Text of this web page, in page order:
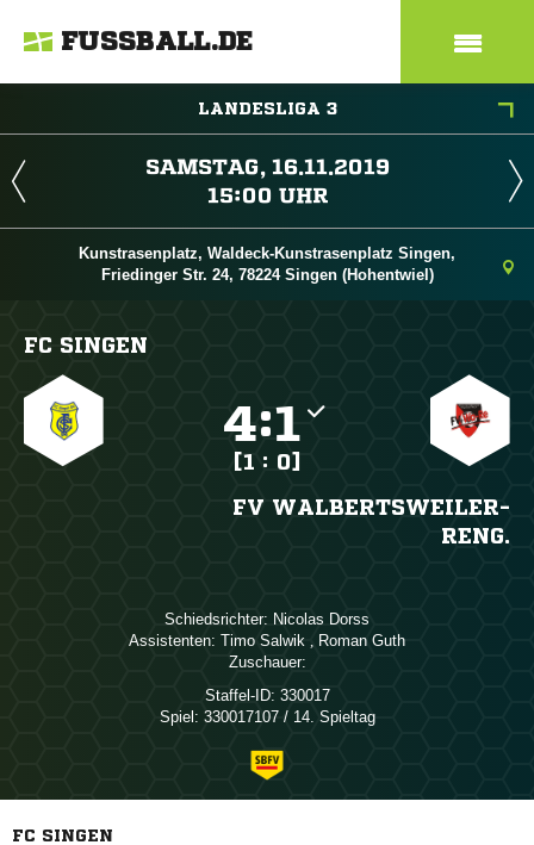
FUSSBALL.DE
LANDESLIGA 3
 
 
Kunstrasenplatz, Waldeck-Kunstrasenplatz Singen,
Friedinger Str. 24, 78224 Singen (Hohentwiel)
FC SINGEN
:
[1 : 0]
FV WALBERTSWEILER-
RENG.
Schiedsrichter:  
Assistenten:   ,  
Zuschauer:
Staffel-ID: 330017
Spiel: 330017107 / 14. Spieltag
FC SINGEN